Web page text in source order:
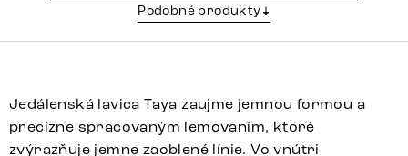
Podobné produkty
Jedálenská lavica Taya zaujme jemnou formou a
precízne spracovaným lemovaním, ktoré
zvýrazňuje jemne zaoblené línie. Vo vnútri